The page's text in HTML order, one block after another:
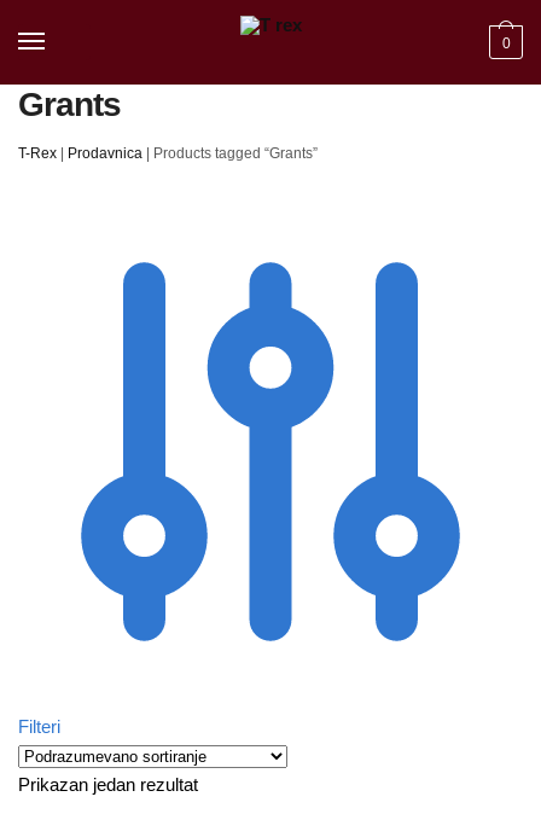
0
Grants
T-Rex Prodavnica Products tagged “Grants”
Filteri
Prikazan jedan rezultat